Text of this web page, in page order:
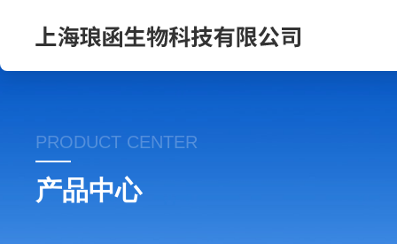
PRODUCT CENTER
产品中心